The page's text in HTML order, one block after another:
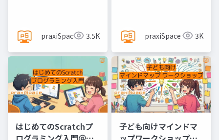
praxiSpace 3.5K praxiSpace 3K
はじめてのScratchプ
子ども向けマインドマ